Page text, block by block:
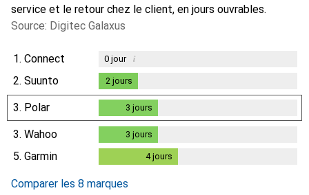
service et le retour chez le client, en jours ouvrables.
Source: Digitec Galaxus
1. Connect 0jour i
2. Suunto 2 jours
3. Polar 3 jours
3. Wahoo 3 jours
5. Garmin 4jours
Comparer les 8 marques